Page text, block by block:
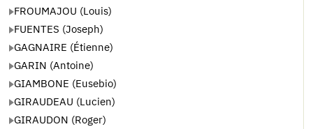
FROUMAJOU (Louis)
FUENTES (Joseph)
GAGNAIRE (Étienne)
GARIN (Antoine)
GIAMBONE (Eusebio)
GIRAUDEAU (Lucien)
GIRAUDON (Roger)